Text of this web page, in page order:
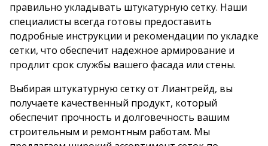
правильно укладывать штукатурную сетку. Наши
специалисты всегда готовы предоставить
подробные инструкции и рекомендации по укладке
сетки, что обеспечит надежное армирование и
продлит срок службы вашего фасада или стены.
Выбирая штукатурную сетку от Лиантрейд, вы
получаете качественный продукт, который
обеспечит прочность и долговечность вашим
строительным и ремонтным работам. Мы